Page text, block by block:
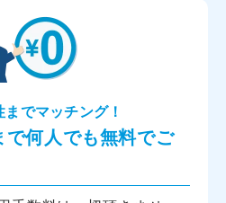
でマッチング！
で何人でも無料でご